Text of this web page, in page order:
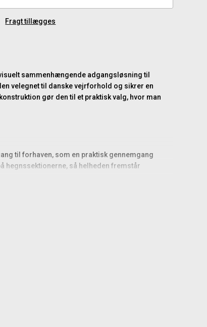
Fragt tillægges
sammenhængende adgangsløsning til
velegnet til danske vejrforhold og sikrer en
gør den til et praktisk valg, hvor man
til forhaven, som en praktisk gennemgang
hegnssektionerne, så helheden fremstår
en stabilitet, der kan modstå daglig åbning og
yderligere. Pulverlaken giver en slidstærk,